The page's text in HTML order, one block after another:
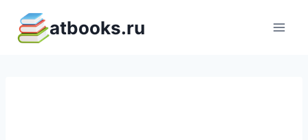
содержимому
atbooks.ru